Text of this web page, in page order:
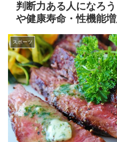
判断力ある人になろ
や健康寿命・性機能
スポーツ